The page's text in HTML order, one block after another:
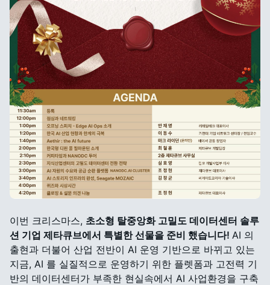
이번 크리스마스, 초소형 탈중앙화 고밀도 데이터센터 솔루
션 기업 제타큐브에서 특별한 선물을 준비 했습니다! AI 의
출현과 더불어 산업 전반이 AI 운영 기반으로 바뀌고 있는
지금, AI 를 실질적으로 운영하기 위한 플렛폼과 고전력 기
반의 데이터센터가 부족한 현실속에서 AI 사업환경을 구축